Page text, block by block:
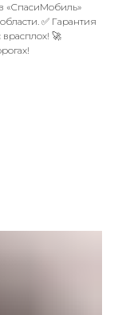
«СпасиМобиль»
✅ Гарантия
врасплох! 🚀